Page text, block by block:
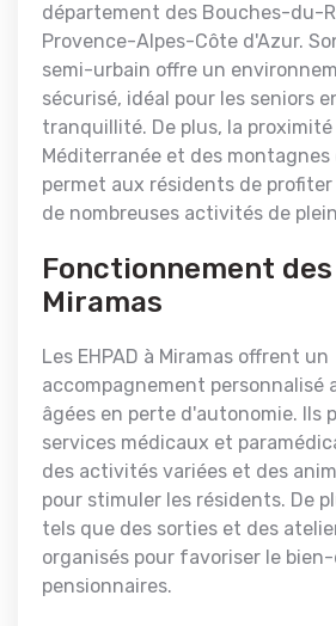
département des Bouches-du-
Provence-Alpes-Côte d'Azur.
semi-urbain offre un
sécurisé, idéal pour les seniors
tranquillité. De plus, la proximité
Méditerranée et des
permet aux résidents de
de nombreuses activités de
Fonctionnement des
Miramas
Les EHPAD à Miramas offrent un
accompagnement personnalisé
âgées en perte d'autonomie. Ils
services médicaux et
des activités variées et des
pour stimuler les résidents. De
tels que des sorties et des
organisés pour favoriser le
pensionnaires.